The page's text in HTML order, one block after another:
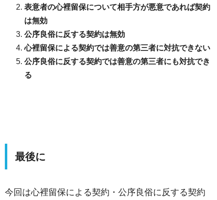
表意者の心裡留保について相手方が悪意であれば契約
は無効
公序良俗に反する契約は無効
心裡留保による契約では善意の第三者に対抗できない
公序良俗に反する契約では善意の第三者にも対抗でき
る
最後に
今回は心裡留保による契約・公序良俗に反する契約